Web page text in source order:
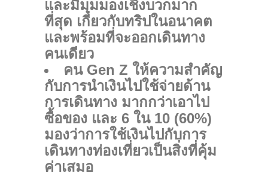
และมีมุมมองเชิงบวกมาก
ที่สุด เกี่ยวกับทริปในอนาคต
และพร้อมที่จะออกเดินทาง
คนเดียว
คน Gen Z ให้ความสำคัญ
กับการนำเงินไปใช้จ่ายด้าน
การเดินทาง มากกว่าเอาไป
ซื้อของ และ 6 ใน 10 (60%)
มองว่าการใช้เงินไปกับการ
เดินทางท่องเที่ยวเป็นสิ่งที่คุ้ม
ค่าเสมอ